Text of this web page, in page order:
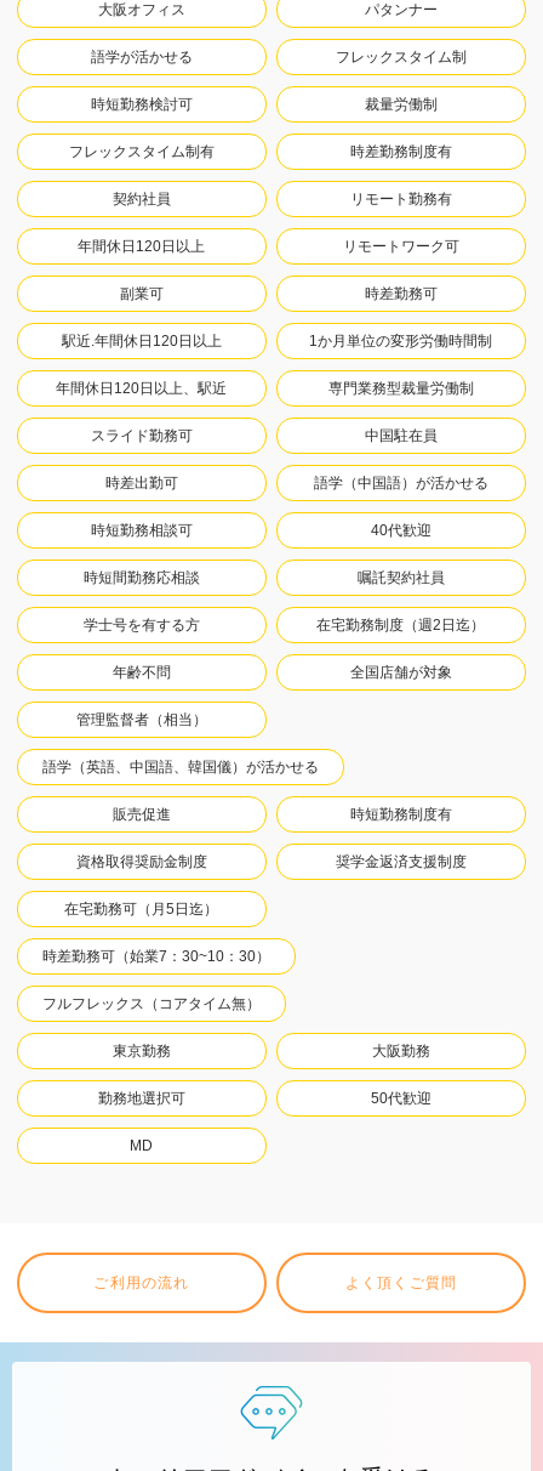
大阪オフィス パタンナー
語学が活かせる フレックスタイム制
時短勤務検討可 裁量労働制
フレックスタイム制有 時差勤務制度有
契約社員 リモート勤務有
年間休日120日以上 リモートワーク可
副業可 時差勤務可
駅近.年間休日120日以上 1か月単位の変形労働時間制
年間休日120日以上、駅近 専門業務型裁量労働制
スライド勤務可 中国駐在員
時差出勤可 語学（中国語）が活かせる
時短勤務相談可 40代歓迎
時短間勤務応相談 嘱託契約社員
学士号を有する方 在宅勤務制度（週2日迄）
年齢不問 全国店舗が対象
管理監督者（相当）
語学（英語、中国語、韓国儀）が活かせる
販売促進 時短勤務制度有
資格取得奨励金制度 奨学金返済支援制度
在宅勤務可（月5日迄）
時差勤務可（始業7：30~10：30）
フルフレックス（コアタイム無）
東京勤務 大阪勤務
勤務地選択可 50代歓迎
MD
ご利用の流れ よく頂くご質問